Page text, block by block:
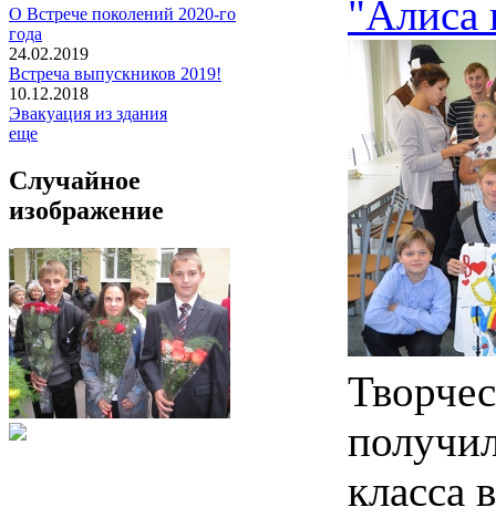
О Встрече поколений 2020-го
года
24.02.2019
Встреча выпускников 2019!
10.12.2018
Эвакуация из здания
еще
Случайное
изображение
"Алиса
класса